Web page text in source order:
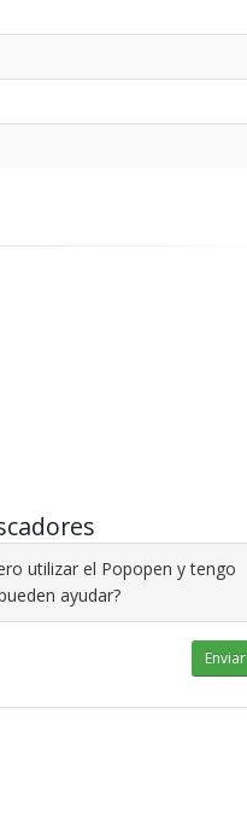
utilizar el Popopen y tengo
ayudar?
Enviar